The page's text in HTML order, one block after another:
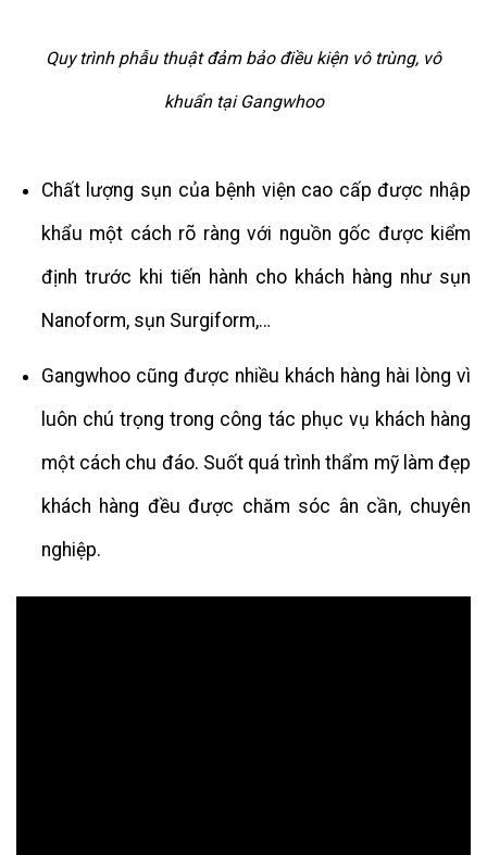
Quy trình phẫu thuật đảm bảo điều kiện vô trùng, vô
khuẩn tại Gangwhoo
Chất lượng sụn của bệnh viện cao cấp được nhập
khẩu một cách rõ ràng với nguồn gốc được kiểm
định trước khi tiến hành cho khách hàng như sụn
Nanoform, sụn Surgiform,…
Gangwhoo cũng được nhiều khách hàng hài lòng vì
luôn chú trọng trong công tác phục vụ khách hàng
một cách chu đáo. Suốt quá trình thẩm mỹ làm đẹp
khách hàng đều được chăm sóc ân cần, chuyên
nghiệp.